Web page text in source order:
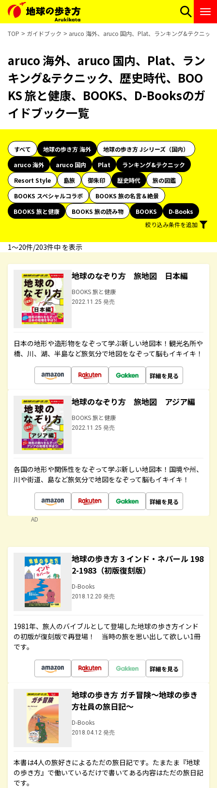
TOP ガイドブック aruco 海外、aruco 国内、Plat、ランキング&テクニッ
aruco 海外、aruco 国内、Plat、ラン
キング&テクニック、歴史時代、BOO
KS 旅と健康、BOOKS、D-Booksのガ
イドブック一覧
すべて 地球の歩き方 海外
地球の歩き方 Jシリーズ（国内）
aruco 海外
aruco 国内 Plat
ランキング&テクニック
Resort Style
島旅 御朱印 歴史時代
旅の図鑑
BOOKS スペシャルコラボ
BOOKS 旅の名言＆絶景
BOOKS 旅と健康
BOOKS 旅の読み物 BOOKS
D-Books
絞り込み条件を追加
1〜20件/203件中 を表示
地球のなぞり方 旅地図 日本編
BOOKS 旅と健康
2022.11.25 発売
日本の地形や造形物をなぞって学ぶ新しい地図本！観光名所や
橋、川、湖、半島など旅気分で地図をなぞって脳もイキイキ！
詳細を見る
地球のなぞり方 旅地図 アジア編
BOOKS 旅と健康
2022.11.25 発売
各国の地形や関係性をなぞって学ぶ新しい地図本！国境や州、
川や街道、島など旅気分で地図をなぞって脳もイキイキ！
詳細を見る
AD
地球の歩き方 3 インド・ネパール 198
2-1983（初版復刻版）
D-Books
2018.12.20 発売
1981年、旅人のバイブルとして登場した地球の歩き方インド
の初版が復刻版で再登場！ 当時の旅を思い出して欲しい1冊
です。
詳細を見る
地球の歩き方 ガチ冒険～地球の歩き
方社員の旅日記～
D-Books
2018.04.12 発売
本書は4人の旅好きによるただの旅日記です。たまたま『地球
の歩き方』で働いているだけで書いてある内容はただの旅日記
です。